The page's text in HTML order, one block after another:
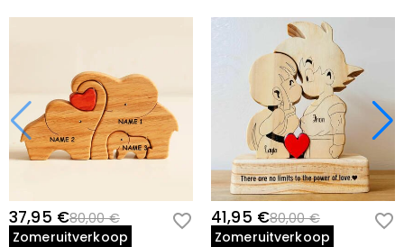
37,95 €80,00 €
Zomeruitverkoop
41,95 €80,00 €
Zomeruitverkoop